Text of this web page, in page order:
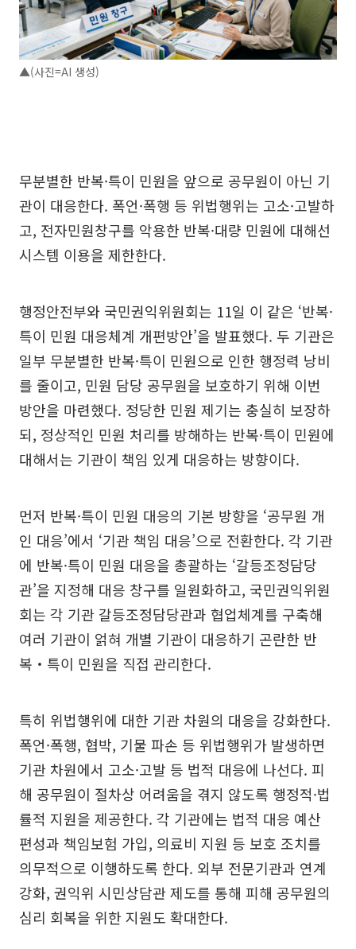
▲(사진=AI 생성)
무분별한 반복·특이 민원을 앞으로 공무원이 아닌 기
관이 대응한다. 폭언·폭행 등 위법행위는 고소·고발하
고, 전자민원창구를 악용한 반복·대량 민원에 대해선
시스템 이용을 제한한다.
행정안전부와 국민권익위원회는 11일 이 같은 ‘반복·
특이 민원 대응체계 개편방안’을 발표했다. 두 기관은
일부 무분별한 반복·특이 민원으로 인한 행정력 낭비
를 줄이고, 민원 담당 공무원을 보호하기 위해 이번
방안을 마련했다. 정당한 민원 제기는 충실히 보장하
되, 정상적인 민원 처리를 방해하는 반복·특이 민원에
대해서는 기관이 책임 있게 대응하는 방향이다.
먼저 반복·특이 민원 대응의 기본 방향을 ‘공무원 개
인 대응’에서 ‘기관 책임 대응’으로 전환한다. 각 기관
에 반복·특이 민원 대응을 총괄하는 ‘갈등조정담당
관’을 지정해 대응 창구를 일원화하고, 국민권익위원
회는 각 기관 갈등조정담당관과 협업체계를 구축해
여러 기관이 얽혀 개별 기관이 대응하기 곤란한 반
복‧특이 민원을 직접 관리한다.
특히 위법행위에 대한 기관 차원의 대응을 강화한다.
폭언·폭행, 협박, 기물 파손 등 위법행위가 발생하면
기관 차원에서 고소·고발 등 법적 대응에 나선다. 피
해 공무원이 절차상 어려움을 겪지 않도록 행정적·법
률적 지원을 제공한다. 각 기관에는 법적 대응 예산
편성과 책임보험 가입, 의료비 지원 등 보호 조치를
의무적으로 이행하도록 한다. 외부 전문기관과 연계
강화, 권익위 시민상담관 제도를 통해 피해 공무원의
심리 회복을 위한 지원도 확대한다.